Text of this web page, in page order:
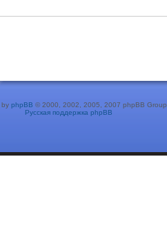
by phpBB © 2000, 2002, 2005, 2007 phpBB Group
Русская поддержка phpBB